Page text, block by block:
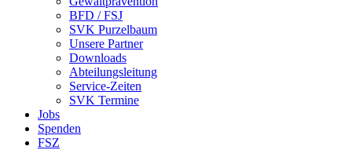
BFD / FSJ
SVK Purzelbaum
Unsere Partner
Downloads
Abteilungsleitung
Service-Zeiten
SVK Termine
Jobs
Spenden
FSZ